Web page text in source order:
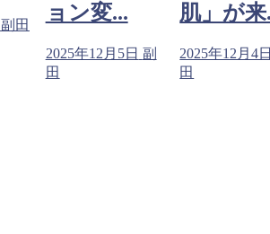
副田
ョン変...
2025年12月5日 副
田
肌」が来
2025年12月4
田